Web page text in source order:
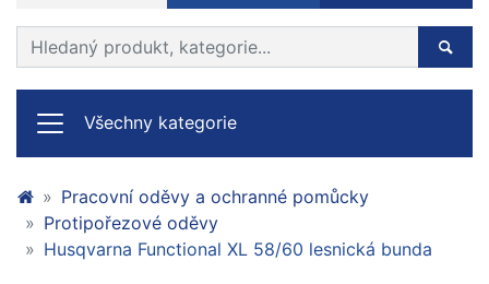
Prohledat web
Všechny kategorie
Pracovní oděvy a ochranné pomůcky
Protipořezové oděvy
Husqvarna Functional XL 58/60 lesnická bunda